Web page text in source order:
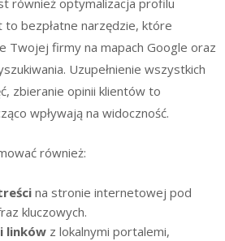
to bezpłatne narzędzie, które
Twojej firmy na mapach Google oraz
Uzupełnienie wszystkich
zbieranie opinii klientów to
wpływają na widoczność.
również:
na stronie internetowej pod
kluczowych.
linków z lokalnymi portalemi,